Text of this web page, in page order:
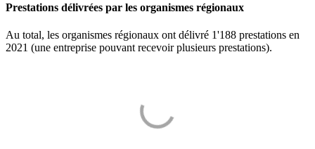
Prestations délivrées par les organismes régionaux
Au total, les organismes régionaux ont délivré 1'188 prestations en
2021 (une entreprise pouvant recevoir plusieurs prestations).